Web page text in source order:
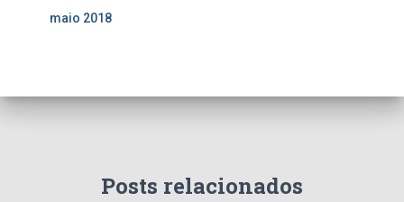
maio 2018
Posts relacionados